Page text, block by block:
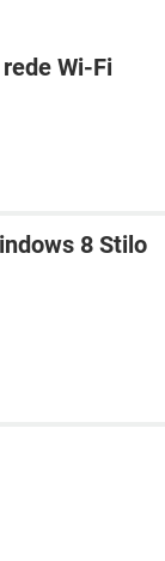
Wi-Fi
8 Stilo